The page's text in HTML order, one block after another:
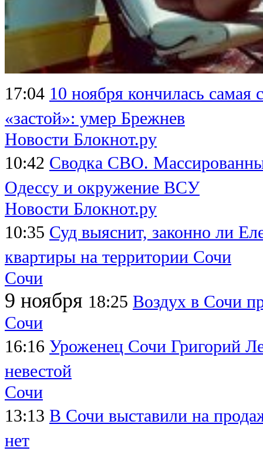
17:04 10 ноября кончилась самая
«застой»: умер Брежнев
Новости Блокнот.ру
10:42 Сводка СВО.
Одессу и окружение ВСУ
Новости Блокнот.ру
10:35 Суд выяснит, законно ли
квартиры на территории Сочи
Сочи
9 ноября 18:25 Воздух в Сочи
Сочи
16:16 Уроженец Сочи Григорий
невестой
Сочи
13:13 В Сочи выставили на
нет